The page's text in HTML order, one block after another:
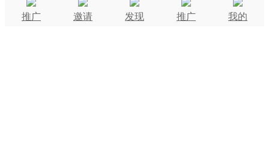
推广 邀请 发现 推广 我的